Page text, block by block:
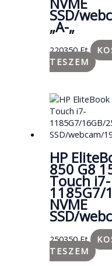
SSD/
„A-„
220350Ft
TESZEM
HP
850 G8
Touch i7-
1185G7/
NVME
SSD/
250350Ft
TESZEM